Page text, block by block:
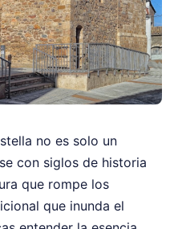
no es solo un
con siglos de historia
que rompe los
que inunda el